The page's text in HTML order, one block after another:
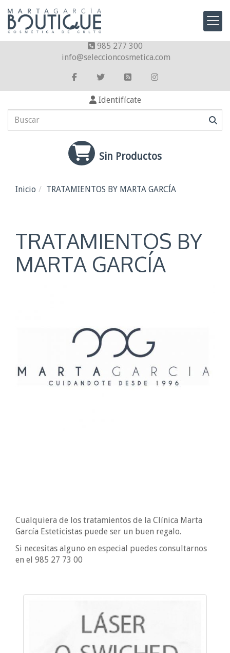
985 277 300
info
seleccioncosmetica.com
Identifícate
Sin Productos
Inicio TRATAMIENTOS BY MARTA GARCÍA
TRATAMIENTOS BY
MARTA GARCÍA
Cualquiera de los tratamientos de la Clínica Marta
García Esteticistas puede ser un buen regalo.
Si necesitas alguno en especial puedes consultarnos
en el 985 27 73 00